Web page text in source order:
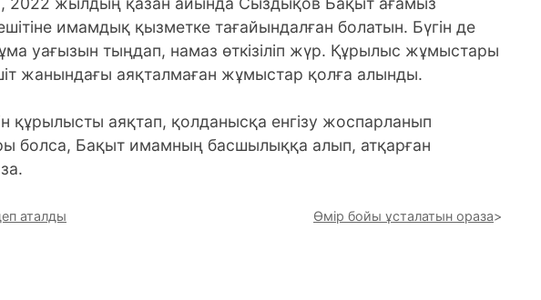
имамдық қызметке тағайындалған болатын. Бүгін де
уағызын тыңдап, намаз өткізіліп жүр. Құрылыс жұмыстары
жанындағы аяқталмаған жұмыстар қолға алынды.
құрылысты аяқтап, қолданысқа енгізу жоспарланып
болса, Бақыт имамның басшылыққа алып, атқарған
аталды Өмір бойы ұсталатын ораза